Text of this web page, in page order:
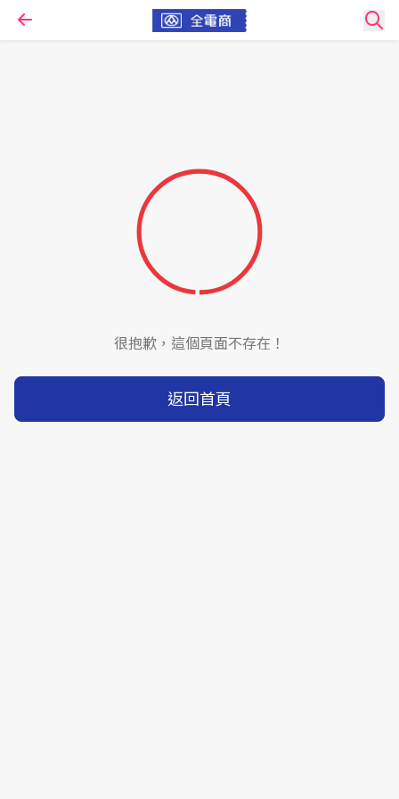
很抱歉，這個頁面不存在！
返回首頁